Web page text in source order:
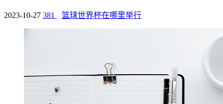
2023-10-27 381 篮球世界杯在哪里举行